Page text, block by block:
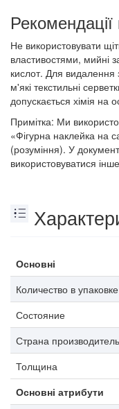
Не використовувати
властивостями, мийні
кислот. Для видалення
м'які текстильні
допускається хімія на
Примітка: Ми
«Фігурна наклейка на
(розуміння). У
використовуватися
Основні
Количество в упаковке
Состояние
Страна производитель
Толщина
Основні атрибути